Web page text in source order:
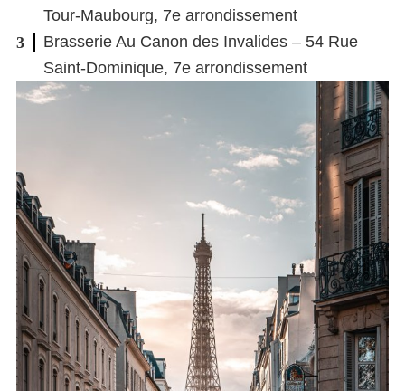
Tour-Maubourg, 7e arrondissement
Brasserie Au Canon des Invalides – 54 Rue
Saint-Dominique, 7e arrondissement